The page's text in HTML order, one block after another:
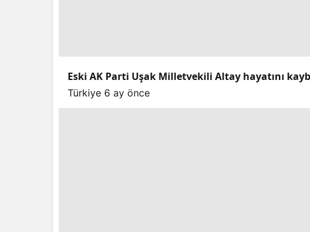
Eski AK Parti Uşak Milletvekili Altay hayatını
Türkiye 6 ay önce